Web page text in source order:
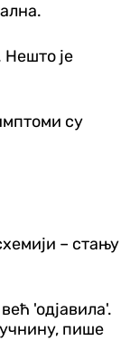
Нешто је
су
– стању
'одјавила'.
пише